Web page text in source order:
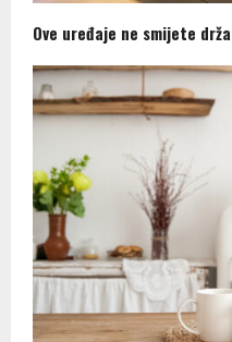
Ove uređaje ne smijete